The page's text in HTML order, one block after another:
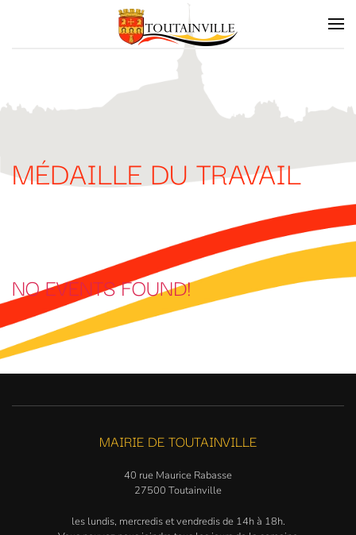
Skip to main content
MÉDAILLE DU TRAVAIL
NO EVENTS FOUND!
MAIRIE DE TOUTAINVILLE
40 rue Maurice Rabasse
27500 Toutainville
les lundis, mercredis et vendredis de 14h à 18h.